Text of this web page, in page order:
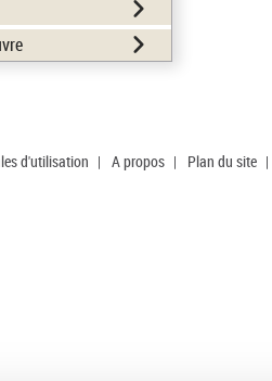
d'utilisation | A propos | Plan du site |